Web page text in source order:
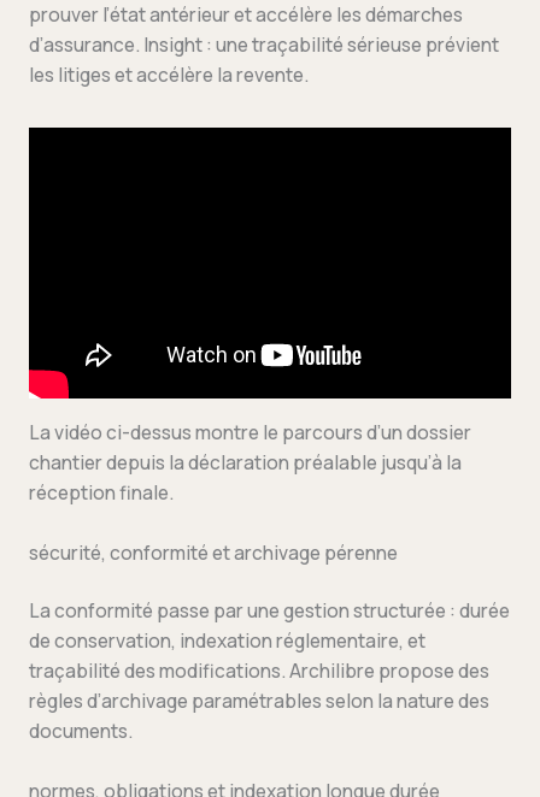
prouver l’état antérieur et accélère les démarches
d’assurance. Insight : une traçabilité sérieuse prévient
les litiges et accélère la revente.
La vidéo ci-dessus montre le parcours d’un dossier
chantier depuis la déclaration préalable jusqu’à la
réception finale.
sécurité, conformité et archivage pérenne
La conformité passe par une gestion structurée : durée
de conservation, indexation réglementaire, et
traçabilité des modifications. Archilibre propose des
règles d’archivage paramétrables selon la nature des
documents.
normes, obligations et indexation longue durée